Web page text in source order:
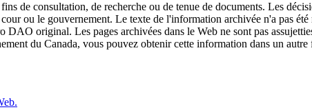
de consultation, de recherche ou de tenue de documents. Les
ou le gouvernement. Le texte de l'information archivée n'a pas
DAO original. Les pages archivées dans le Web ne sont pas
du Canada, vous pouvez obtenir cette information dans un autre